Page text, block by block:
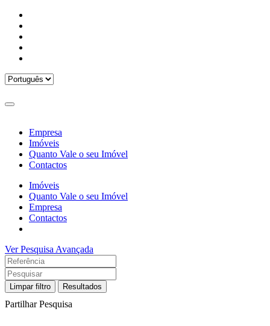
Empresa
Imóveis
Quanto Vale o seu Imóvel
Contactos
Imóveis
Quanto Vale o seu Imóvel
Empresa
Contactos
Ver Pesquisa Avançada
Limpar filtro Resultados
Partilhar Pesquisa